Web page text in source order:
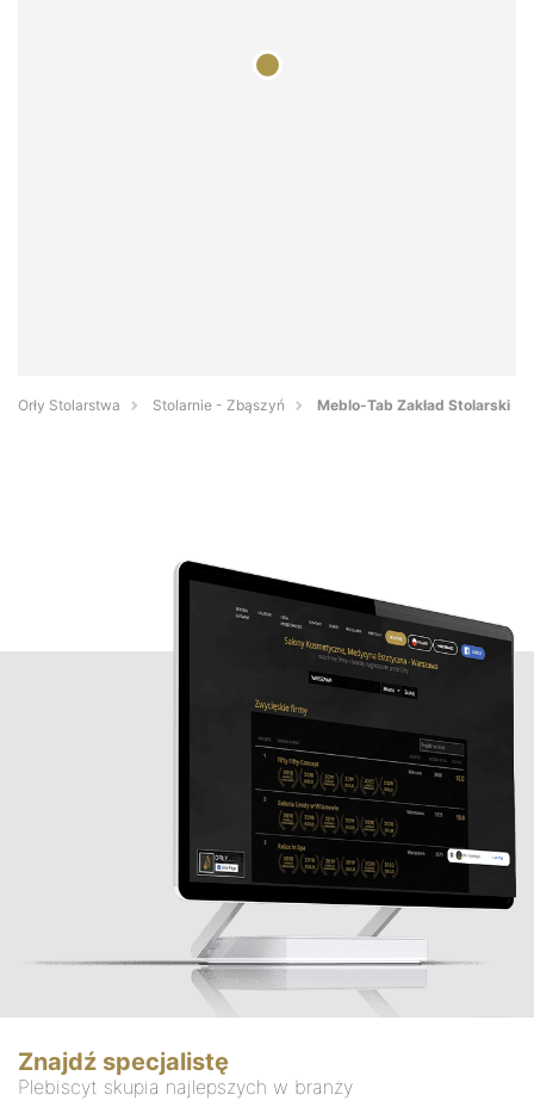
Orły Stolarstwa Stolarnie - Zbąszyń Meblo-Tab Zakład Stolarski
Znajdź specjalistę
Plebiscyt skupia najlepszych w branży